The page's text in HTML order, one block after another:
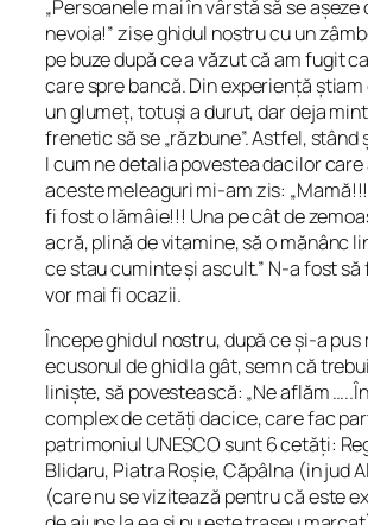
„Persoanele mai în vârstă să se
nevoia!” zise ghidul nostru cu un
pe buze după ce a văzut că am fugit
care spre bancă. Din experiență
un glumeț, totuși a durut, dar deja
frenetic să se „răzbune”. Astfel,
l cum ne detalia povestea dacilor
aceste meleaguri mi-am zis:
fi fost o lămâie!!! Una pe cât de
acră, plină de vitamine, să o mănânc
ce stau cuminte și ascult.” N-a fost
vor mai fi ocazii.
Începe ghidul nostru, după ce și-a pus
ecusonul de ghid la gât, semn că
liniște, să povestească: „Ne aflăm
complex de cetăți dacice, care fac
patrimoniul UNESCO sunt 6 cetăți:
Blidaru, Piatra Roșie, Căpâlna (in jud
(care nu se vizitează pentru că este